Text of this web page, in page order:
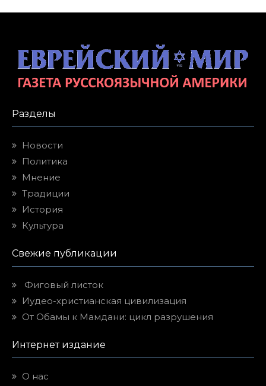
Разделы
Новости
Политика
Мнение
Традиции
История
Культура
Свежие публикации
Фиговый листок
Иудео-христианская цивилизация
От Обамы к Мамдани: цикл разрушения
Интернет издание
О нас